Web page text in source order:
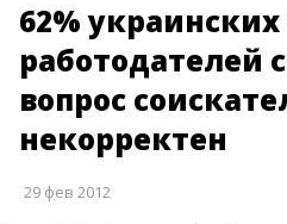
62% украинских
работодателей
вопрос
некорректен
29 фев 2012